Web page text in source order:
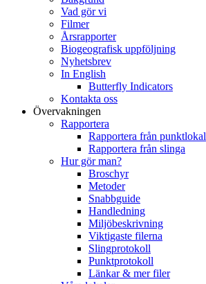
Vad gör vi
Filmer
Årsrapporter
Biogeografisk uppföljning
Nyhetsbrev
In English
Butterfly Indicators
Kontakta oss
Övervakningen
Rapportera
Rapportera från punktlokal
Rapportera från slinga
Hur gör man?
Broschyr
Metoder
Snabbguide
Handledning
Miljöbeskrivning
Viktigaste filerna
Slingprotokoll
Punktprotokoll
Länkar & mer filer